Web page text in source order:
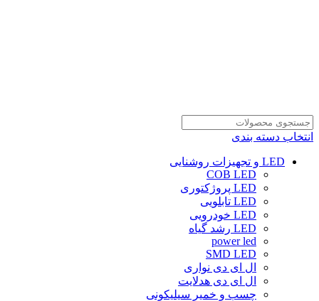
انتخاب دسته بندی
LED و تجهیزات روشنایی
COB LED
LED پروژکتوری
LED تابلویی
LED خودرویی
LED رشد گیاه
power led
SMD LED
ال ای دی نواری
ال ای دی هدلایت
چسب و خمیر سیلیکونی